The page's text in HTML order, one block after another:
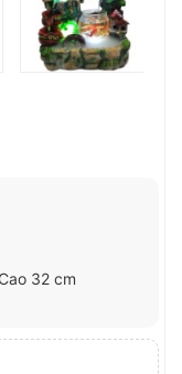
32 cm